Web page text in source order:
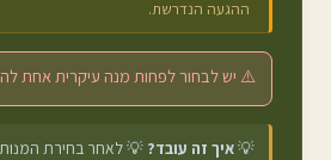
ההגעה הנדרשת.
⚠️ יש לבחור לפחות מנה עיקרית אחת
💡איך זה עובד? 💡 לאחר בחירת